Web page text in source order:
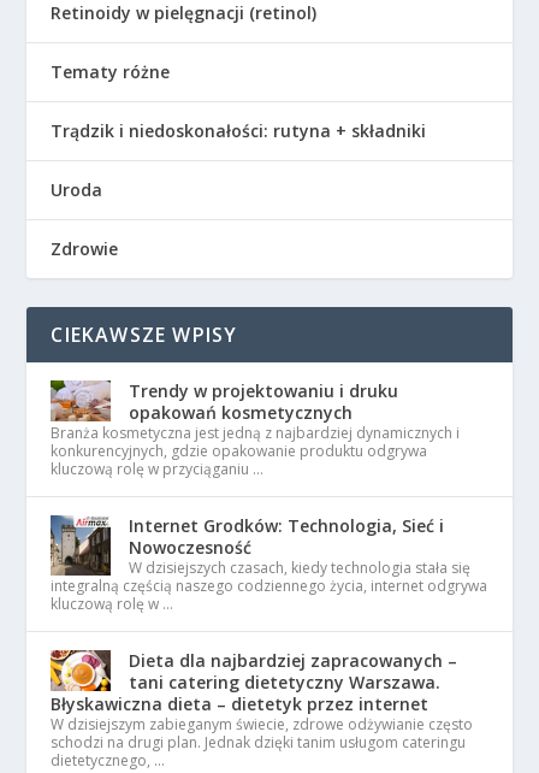
Retinoidy w pielęgnacji (retinol)
Tematy różne
Trądzik i niedoskonałości: rutyna + składniki
Uroda
Zdrowie
CIEKAWSZE WPISY
Trendy w projektowaniu i druku
opakowań kosmetycznych
Branża kosmetyczna jest jedną z najbardziej dynamicznych i
konkurencyjnych, gdzie opakowanie produktu odgrywa
kluczową rolę w przyciąganiu …
Internet Grodków: Technologia, Sieć i
Nowoczesność
W dzisiejszych czasach, kiedy technologia stała się
integralną częścią naszego codziennego życia, internet odgrywa
kluczową rolę w …
Dieta dla najbardziej zapracowanych –
tani catering dietetyczny Warszawa.
Błyskawiczna dieta – dietetyk przez internet
W dzisiejszym zabieganym świecie, zdrowe odżywianie często
schodzi na drugi plan. Jednak dzięki tanim usługom cateringu
dietetycznego, …